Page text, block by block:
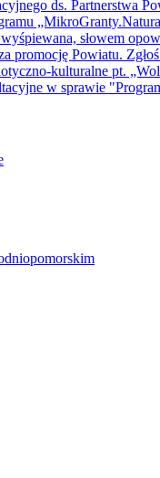
ds. Partnerstwa
słowem
promocję Powiatu.
kulturalne pt.
w sprawie